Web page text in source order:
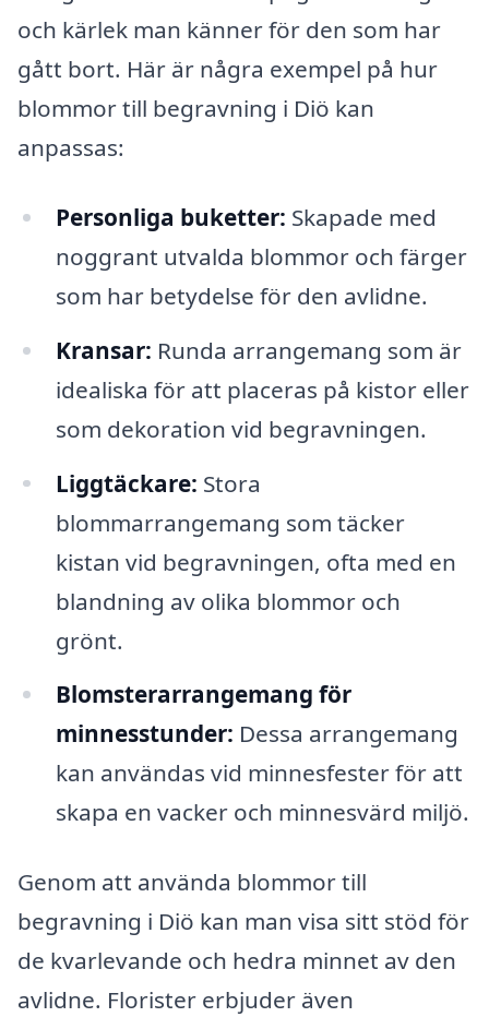
och kärlek man känner för den som har
gått bort. Här är några exempel på hur
blommor till begravning i Diö kan
anpassas:
Personliga buketter: Skapade med
noggrant utvalda blommor och färger
som har betydelse för den avlidne.
Kransar: Runda arrangemang som är
idealiska för att placeras på kistor eller
som dekoration vid begravningen.
Liggtäckare: Stora
blommarrangemang som täcker
kistan vid begravningen, ofta med en
blandning av olika blommor och
grönt.
Blomsterarrangemang för
minnesstunder: Dessa arrangemang
kan användas vid minnesfester för att
skapa en vacker och minnesvärd miljö.
Genom att använda blommor till
begravning i Diö kan man visa sitt stöd för
de kvarlevande och hedra minnet av den
avlidne. Florister erbjuder även